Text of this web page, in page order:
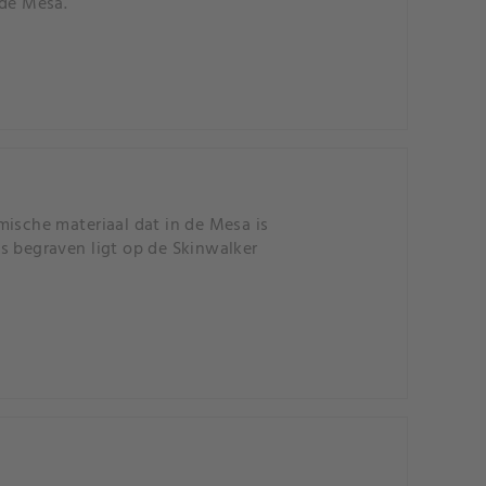
materiaal dat in de Mesa is
begraven ligt op de Skinwalker